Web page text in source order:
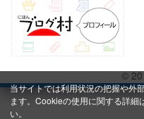
当サイトでは利用状況の把握や外
ます。Cookieの使用に関する詳細
い。
©